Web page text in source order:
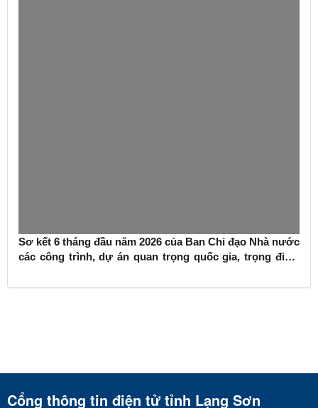
Sơ kết 6 tháng đầu năm 2026 của Ban Chỉ đạo Nhà nước
các công trình, dự án quan trọng quốc gia, trọng điểm
Cổng thông tin điện tử tỉnh Lạng Sơn